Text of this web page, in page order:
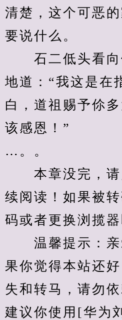
清楚，这个可恶
要说什么。
石二低头看向
地道：“我这是在
白，道祖赐予伱
该感恩！”
…。。
本章没完，请
续阅读！如果被
码或者更换浏揽器
温馨提示：亲
果你觉得本站还
失和转马，请勿依
建议你使用[华为